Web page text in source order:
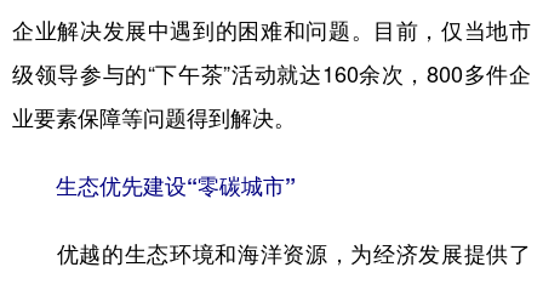
企业解决发展中遇到的困难和问题。目前，仅当地市
级领导参与的“下午茶”活动就达160余次，800多件企
业要素保障等问题得到解决。
生态优先建设“零碳城市”
优越的生态环境和海洋资源，为经济发展提供了